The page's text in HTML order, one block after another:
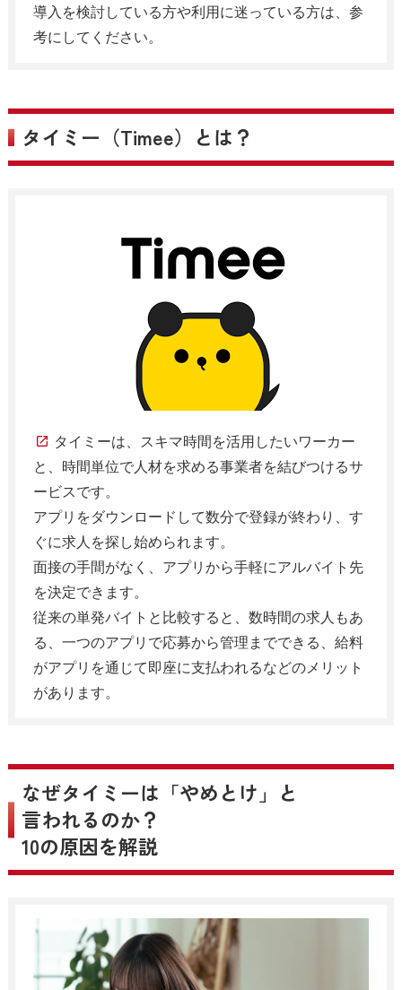
導入を検討している方や利用に迷っている方は、参
考にしてください。
タイミー（Timee）とは？
タイミーは、スキマ時間を活用したいワーカー
と、時間単位で人材を求める事業者を結びつけるサ
ービスです。
アプリをダウンロードして数分で登録が終わり、す
ぐに求人を探し始められます。
面接の手間がなく、アプリから手軽にアルバイト先
を決定できます。
従来の単発バイトと比較すると、数時間の求人もあ
る、一つのアプリで応募から管理までできる、給料
がアプリを通じて即座に支払われるなどのメリット
があります。
なぜタイミーは「やめとけ」と
言われるのか？
10の原因を解説